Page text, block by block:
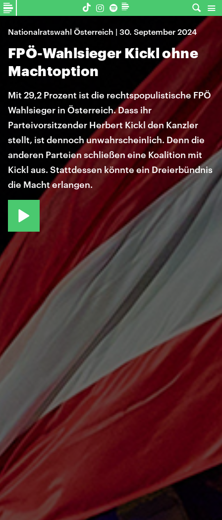
Nationalratswahl Österreich | 30. September 2024
FPÖ-Wahlsieger Kickl ohne
Machtoption
Mit 29,2 Prozent ist die rechtspopulistische FPÖ
Wahlsieger in Österreich. Dass ihr
Parteivorsitzender Herbert Kickl den Kanzler
stellt, ist dennoch unwahrscheinlich. Denn die
anderen Parteien schließen eine Koalition mit
Kickl aus. Stattdessen könnte ein Dreierbündnis
die Macht erlangen.